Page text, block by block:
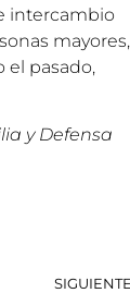
intercambio
mayores,
el pasado,
y Defensa
SIGUIENTE